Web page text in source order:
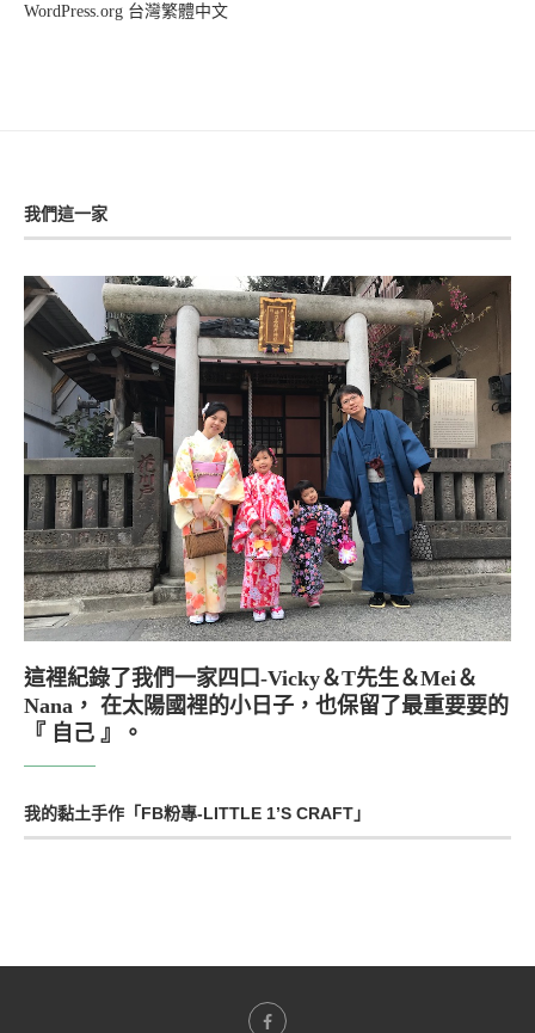
WordPress.org 台灣繁體中文
我們這一家
這裡紀錄了我們一家四口-Vicky＆T先生＆Mei＆
Nana， 在太陽國裡的小日子，也保留了最重要要的
『 自己 』。
我的黏土手作「FB粉專-LITTLE 1’S CRAFT」